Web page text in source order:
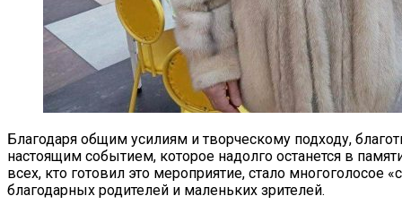
Благодаря общим усилиям и творческому подходу,
настоящим событием, которое надолго останется в
всех, кто готовил это мероприятие, стало многоголосое
благодарных родителей и маленьких зрителей.